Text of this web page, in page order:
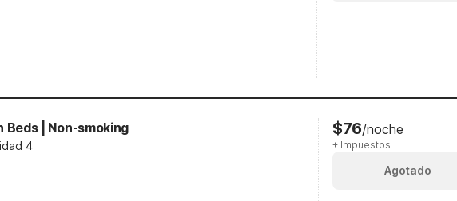
Beds | Non-smoking
4
$76/noche
+ Impuestos
Agotado